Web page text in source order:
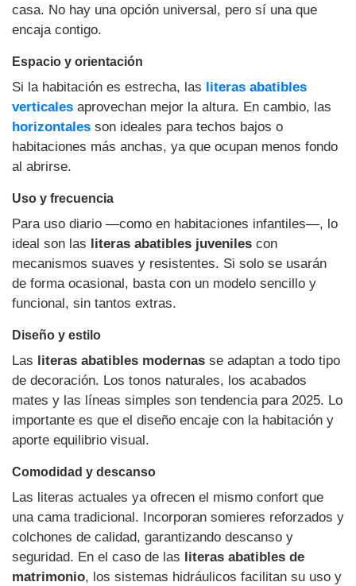
casa. No hay una opción universal, pero sí una que
encaja contigo.
Espacio y orientación
Si la habitación es estrecha, las
literas abatibles
verticales aprovechan mejor la altura. En cambio, las
horizontales son ideales para techos bajos o
habitaciones más anchas, ya que ocupan menos fondo
al abrirse.
Uso y frecuencia
Para uso diario —como en habitaciones infantiles—, lo
ideal son las
literas abatibles juveniles con
mecanismos suaves y resistentes. Si solo se usarán
de forma ocasional, basta con un modelo sencillo y
funcional, sin tantos extras.
Diseño y estilo
Las literas abatibles modernas se adaptan a todo tipo
de decoración. Los tonos naturales, los acabados
mates y las líneas simples son tendencia para 2025. Lo
importante es que el diseño encaje con la habitación y
aporte equilibrio visual.
Comodidad y descanso
Las literas actuales ya ofrecen el mismo confort que
una cama tradicional. Incorporan somieres reforzados y
colchones de calidad, garantizando descanso y
seguridad. En el caso de las
literas abatibles de
matrimonio, los sistemas hidráulicos facilitan su uso y